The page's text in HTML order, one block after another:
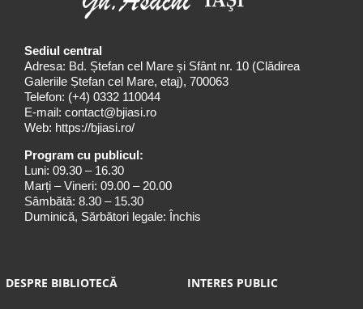
Sediul central
Adresa: Bd. Ștefan cel Mare și Sfânt nr. 10 (Clădirea
Galeriile Ștefan cel Mare, etaj), 700063
Telefon: (+4) 0332 110044
E-mail: contact@bjiasi.ro
Web: https://bjiasi.ro/
Program cu publicul:
Luni: 09.30 – 16.30
Marți – Vineri: 09.00 – 20.00
Sâmbătă: 8.30 – 15.30
Duminică, Sărbători legale: Închis
DESPRE BIBLIOTECĂ INTERES PUBLIC